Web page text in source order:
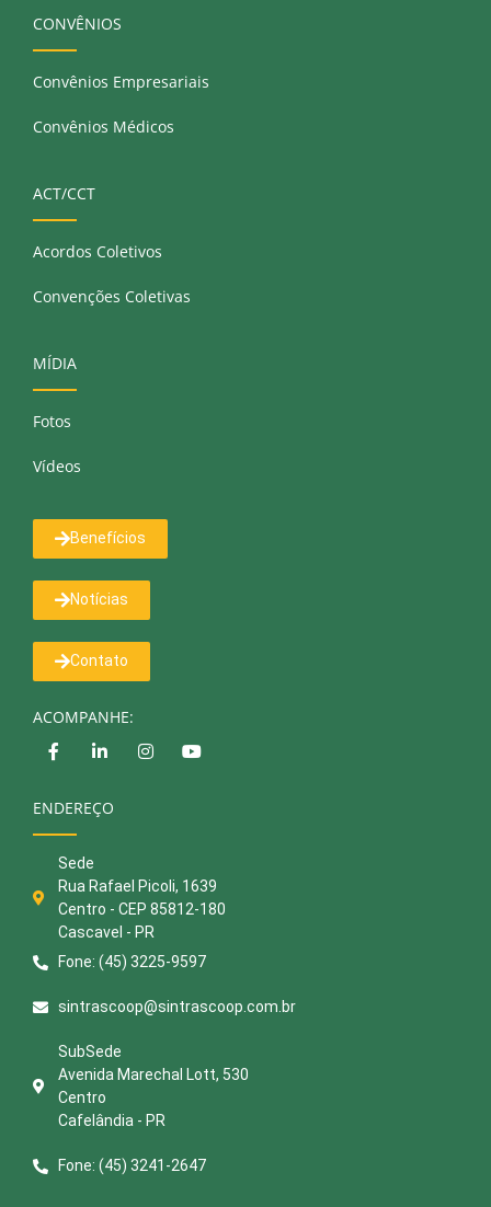
CONVÊNIOS
Convênios Empresariais
Convênios Médicos
ACT/CCT
Acordos Coletivos
Convenções Coletivas
MÍDIA
Fotos
Vídeos
Benefícios
Notícias
Contato
ACOMPANHE:
ENDEREÇO
Sede
Rua Rafael Picoli, 1639
Centro - CEP 85812-180
Cascavel - PR
Fone: (45) 3225-9597
sintrascoop@sintrascoop.com.br
SubSede
Avenida Marechal Lott, 530
Centro
Cafelândia - PR
Fone: (45) 3241-2647